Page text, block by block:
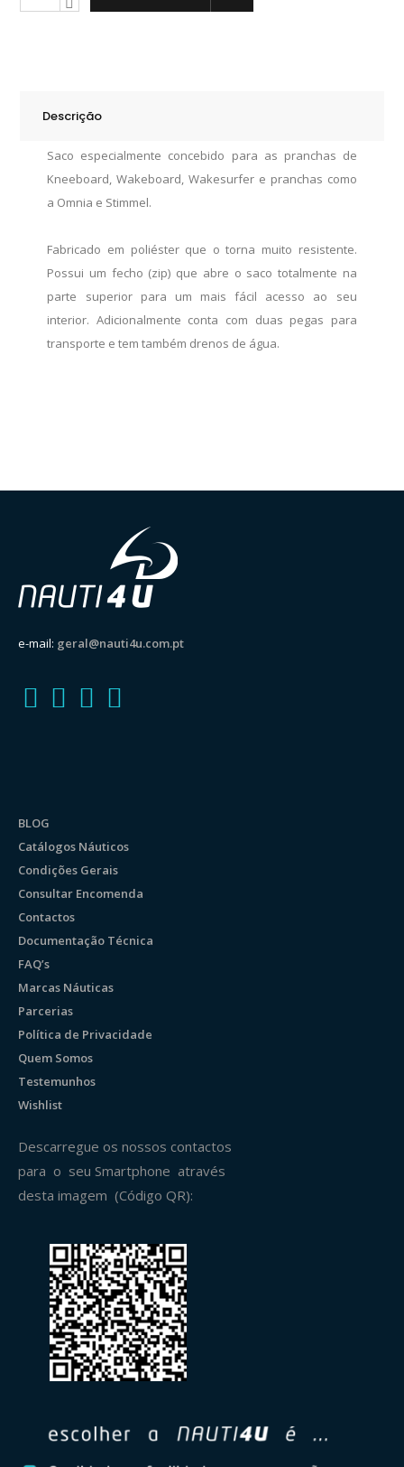
Descrição
Saco especialmente concebido para as pranchas de
Kneeboard, Wakeboard, Wakesurfer e pranchas como
a Omnia e Stimmel.
Fabricado em poliéster que o torna muito resistente.
Possui um fecho (zip) que abre o saco totalmente na
parte superior para um mais fácil acesso ao seu
interior. Adicionalmente conta com duas pegas para
transporte e tem também drenos de água.
e-mail: geral@nauti4u.com.pt
BLOG
Catálogos Náuticos
Condições Gerais
Consultar Encomenda
Contactos
Documentação Técnica
FAQ’s
Marcas Náuticas
Parcerias
Política de Privacidade
Quem Somos
Testemunhos
Wishlist
Descarregue os nossos contactos
para o seu Smartphone através
desta imagem (Código QR):